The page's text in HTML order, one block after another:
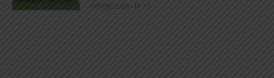
08/08/2026 - 18:33